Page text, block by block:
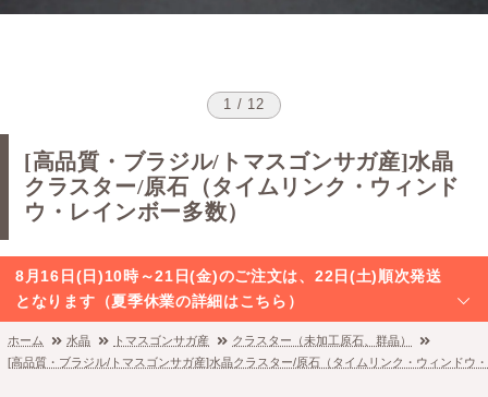
1 / 12
[高品質・ブラジル/トマスゴンサガ産]水晶
クラスター/原石（タイムリンク・ウィンド
ウ・レインボー多数）
8月16日(日)10時～21日(金)のご注文は、22日(土)順次発送
となります（夏季休業の詳細はこちら）
ホーム 水晶 トマスゴンサガ産
クラスター（未加工原石、群晶）
[高品質・ブラジル/トマスゴンサガ産]水晶クラスター/原石（タイムリンク・ウィンドウ